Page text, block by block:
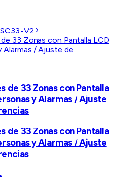
V2
33 Zonas con Pantalla
y Alarmas / Ajuste
33 Zonas con Pantalla
y Alarmas / Ajuste